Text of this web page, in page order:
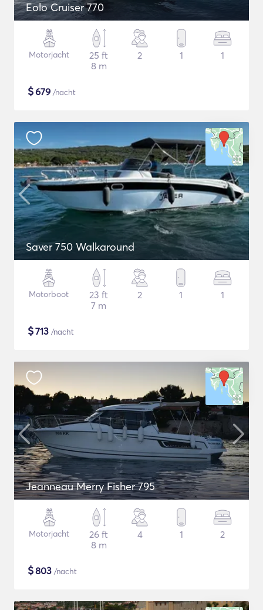
Eolo Cruiser 770
Motorjacht
25 ft
8 m
2 1 1
$679 /nacht
Saver 750 Walkaround
Motorboot
23 ft
7 m
2 1 1
$713 /nacht
Jeanneau Merry Fisher 795
Motorjacht
26 ft
8 m
4 1 2
$803 /nacht